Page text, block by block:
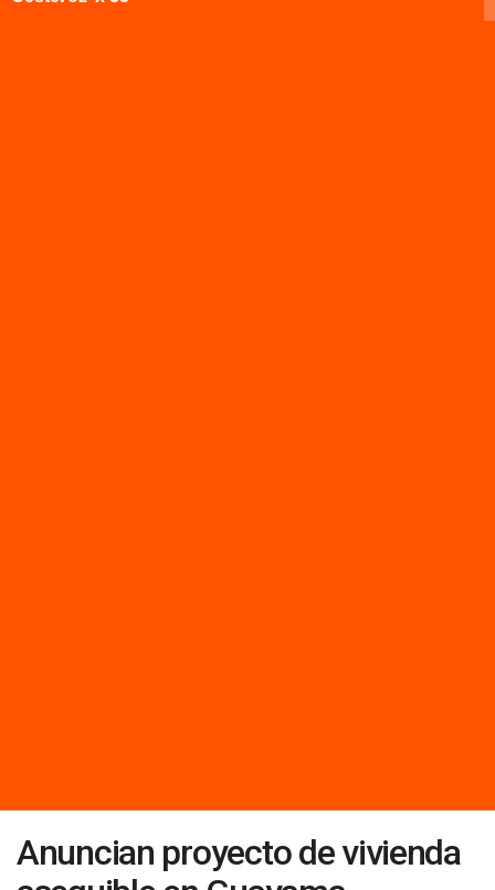
Anuncian proyecto de vivienda